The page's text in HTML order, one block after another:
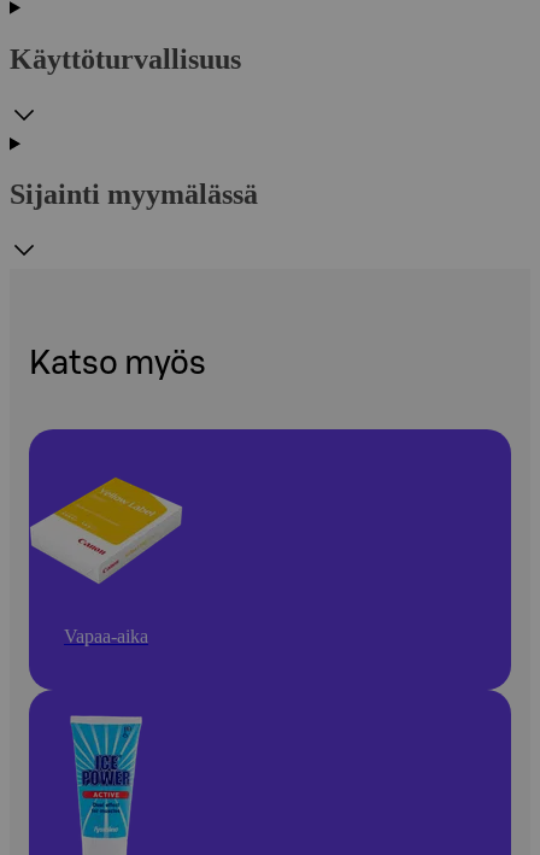
Käyttöturvallisuus
Sijainti myymälässä
Katso myös
Vapaa-aika